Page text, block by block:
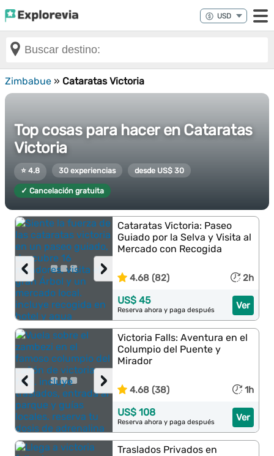
Zimbabue » Cataratas Victoria
Top cosas para hacer en Cataratas
Victoria
⭐ 4.8 30 experiencias desde US$ 30
✓ Cancelación gratuita
›
‹
Cataratas Victoria: Paseo
Guiado por la Selva y Visita al
Mercado con Recogida
4.68 (82) 2h
Ver
US$ 45
Reserva ahora y paga después
›
‹
Victoria Falls: Aventura en el
Columpio del Puente y
Mirador
4.68 (38) 1h
Ver
US$ 108
Reserva ahora y paga después
Traslados Privados en